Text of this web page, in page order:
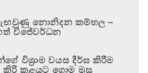
නොනිදන කම්හල –
විජේවර්ධන
විශ්‍රාම වයස දීර්ඝ කිරීම
කිරි කළයට ගොම මුසු